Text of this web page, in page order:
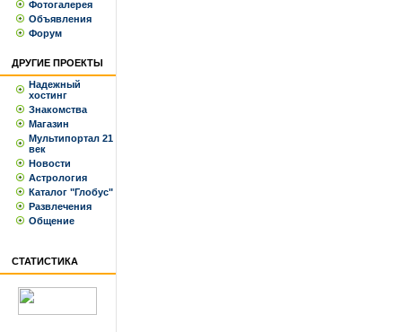
Фотогалерея
Объявления
Форум
ДРУГИЕ ПРОЕКТЫ
Надежный
хостинг
Знакомства
Магазин
Мультипортал 21
век
Новости
Астрология
Каталог "Глобус"
Развлечения
Общение
СТАТИСТИКА